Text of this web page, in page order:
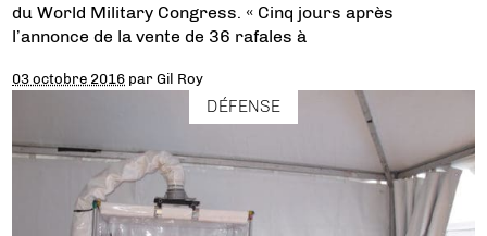
du World Military Congress. « Cinq jours après
l’annonce de la vente de 36 rafales à
03 octobre 2016 parGil Roy
DÉFENSE